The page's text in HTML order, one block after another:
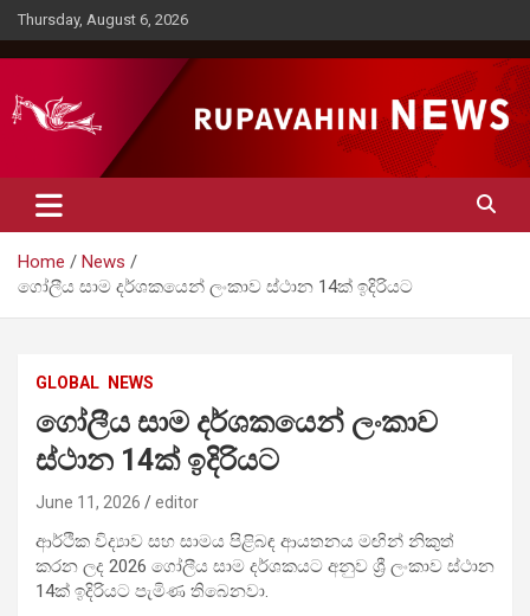
Skip
to
content
Thursday, August 6, 2026
Rupavahini News
Home
News
ගෝලීය සාම දර්ශකයෙන් ලංකාව ස්ථාන 14ක් ඉදිරියට
GLOBAL NEWS
ගෝලීය සාම දර්ශකයෙන් ලංකාව
ස්ථාන 14ක් ඉදිරියට
June 11, 2026 editor
ආර්ථික විද්‍යාව සහ සාමය පිළිබඳ ආයතනය මඟින් නිකුත්
කරන ලද 2026 ගෝලීය සාම දර්ශකයට අනුව ශ්‍රී ලංකාව ස්ථාන
14ක් ඉදිරියට පැමිණ තිබෙනවා.